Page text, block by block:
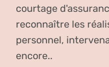
courtage
reconnaître les
personnel,
encore..